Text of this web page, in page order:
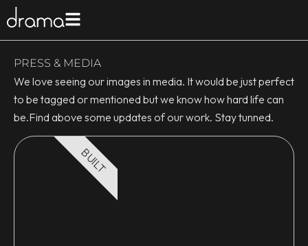
PRESS & MEDIA
We love seeing our images in media. It would be just perfect
to be tagged or mentioned but we know how hard life can
be.Find above some updates of our work. Stay tunned.
BUILT